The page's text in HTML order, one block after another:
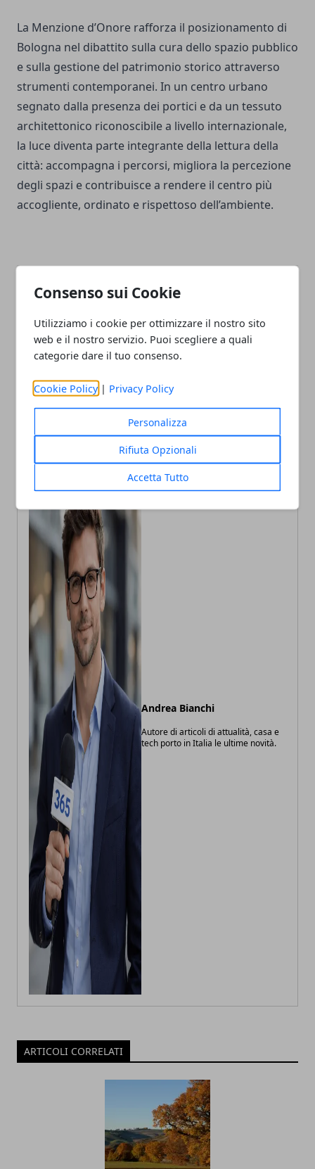
Consenso sui Cookie
Utilizziamo i cookie per ottimizzare il nostro sito
web e il nostro servizio. Puoi scegliere a quali
categorie dare il tuo consenso.
Cookie Policy | Privacy Policy
Personalizza
Rifiuta Opzionali
Accetta Tutto
La Menzione d’Onore rafforza il posizionamento di
Bologna nel dibattito sulla cura dello spazio pubblico
e sulla gestione del patrimonio storico attraverso
strumenti contemporanei. In un centro urbano
segnato dalla presenza dei portici e da un tessuto
architettonico riconoscibile a livello internazionale,
la luce diventa parte integrante della lettura della
città: accompagna i percorsi, migliora la percezione
degli spazi e contribuisce a rendere il centro più
accogliente, ordinato e rispettoso dell’ambiente.
Facebook
TwitterWhatsapp
Emilia-Romagna, 2,65
milioni per la musica nelle
Congress 2026 a Bologna
Andrea Bianchi
Autore di articoli di attualità, casa e
tech porto in Italia le ultime novità.
ARTICOLI CORRELATI